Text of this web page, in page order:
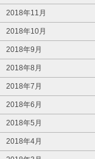
2018年11月
2018年10月
2018年9月
2018年8月
2018年7月
2018年6月
2018年5月
2018年4月